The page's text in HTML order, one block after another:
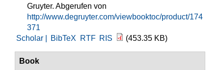
Gruyter. Abgerufen von
http://www.degruyter.com/viewbooktoc/product/174
371
Scholar |
BibTeX RTF RIS (453.35 KB)
Book